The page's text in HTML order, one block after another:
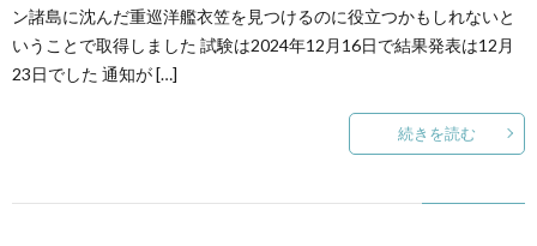
ン諸島に沈んだ重巡洋艦衣笠を見つけるのに役立つかもしれないと
いうことで取得しました 試験は2024年12月16日で結果発表は12月
23日でした 通知が […]
続きを読む